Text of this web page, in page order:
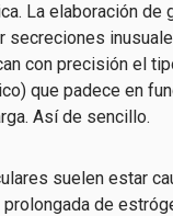
La elaboración de
secreciones
con precisión el
que padece en
Así de sencillo.
suelen estar
de